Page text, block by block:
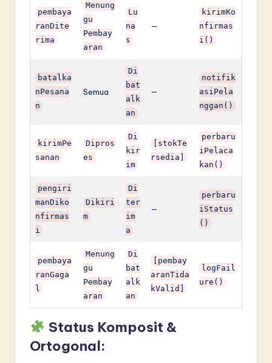
pembaya
ranDite
rima
Menung
gu
Pembay
aran
Lu
na
s
—
kirimKo
nfirmas
i()
batalka
nPesana
n
Semua
Di
bat
alk
an
—
notifik
asiPela
nggan()
kirimPe
sanan
Dipros
es
Di
kir
im
[stokTe
rsedia]
perbaru
iPelaca
kan()
pengiri
manDiko
nfirmas
i
Dikiri
m
Di
ter
im
a
—
perbaru
iStatus
()
pembaya
ranGaga
l
Menung
gu
Pembay
aran
Di
bat
alk
an
[pembay
aranTida
kValid]
logFail
ure()
Status Komposit &
Ortogonal: